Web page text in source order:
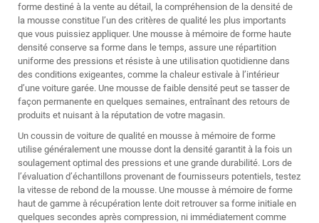
forme destiné à la vente au détail, la compréhension de la densité de
la mousse constitue l’un des critères de qualité les plus importants
que vous puissiez appliquer. Une mousse à mémoire de forme haute
densité conserve sa forme dans le temps, assure une répartition
uniforme des pressions et résiste à une utilisation quotidienne dans
des conditions exigeantes, comme la chaleur estivale à l’intérieur
d’une voiture garée. Une mousse de faible densité peut se tasser de
façon permanente en quelques semaines, entraînant des retours de
produits et nuisant à la réputation de votre magasin.
Un coussin de voiture de qualité en mousse à mémoire de forme
utilise généralement une mousse dont la densité garantit à la fois un
soulagement optimal des pressions et une grande durabilité. Lors de
l’évaluation d’échantillons provenant de fournisseurs potentiels, testez
la vitesse de rebond de la mousse. Une mousse à mémoire de forme
haut de gamme à récupération lente doit retrouver sa forme initiale en
quelques secondes après compression, ni immédiatement comme